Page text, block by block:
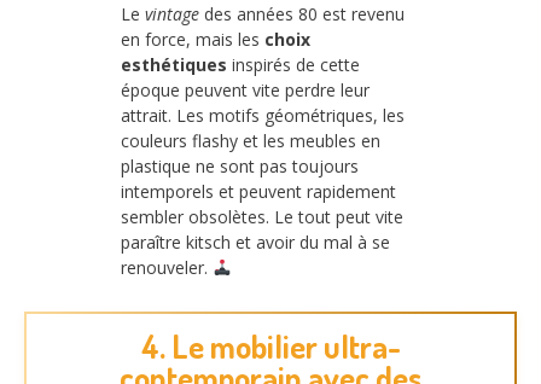
Le vintage des années 80 est revenu
en force, mais les choix
esthétiques inspirés de cette
époque peuvent vite perdre leur
attrait. Les motifs géométriques, les
couleurs flashy et les meubles en
plastique ne sont pas toujours
intemporels et peuvent rapidement
sembler obsolètes. Le tout peut vite
paraître kitsch et avoir du mal à se
renouveler.
4. Le mobilier ultra-